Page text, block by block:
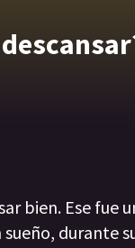
bien. Ese
durante